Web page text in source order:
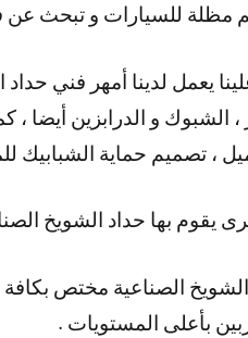
للسيارات و تبحث عن
يعمل لدينا أمهر فني
، الشبوك و الدرابزين أيضا ،
، تصميم حماية الشبابيك
يقوم بها حداد الشويخ
الشويخ الصناعية مختص
بأعلى المستويات .